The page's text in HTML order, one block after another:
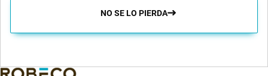
NO SE LO PIERDA